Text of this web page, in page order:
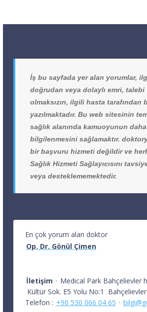
İş bu sayfada yer alan yorumlar,
doğrudan veya dolaylı emri, talebi
olmaksızın, ilgili hasta tarafından
yazılmaktadır. Bu web sitesinin
sağlık alanında kamuoyunun
bilgilenmesini sağlamaktır.
bir başvuru hizmeti değildir ve
Sağlık Hizmeti Sağlayıcısını
veya desteklememektedir.
En çok yorum alan doktor
Op. Dr. Gönül Çimen
İletişim · Medical Park Bahçelievler
Kültür Sok. E5 Yolu No:1
Bahçelievler
Telefon : +90 530 066 04 65 ·